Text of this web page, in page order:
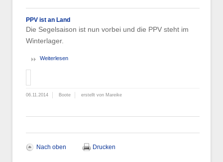
PPV ist an Land
Die Segelsaison ist nun vorbei und die PPV steht im
Winterlager.
Weiterlesen
06.11.2014 Boote erstellt von Mareike
Nach oben Drucken